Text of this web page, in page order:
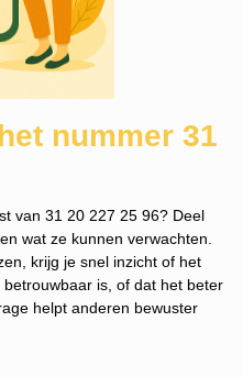
nummer 31
van 31 20 227 25 96? Deel
wat ze kunnen verwachten.
krijg je snel inzicht of het
is, of dat het beter
helpt anderen bewuster